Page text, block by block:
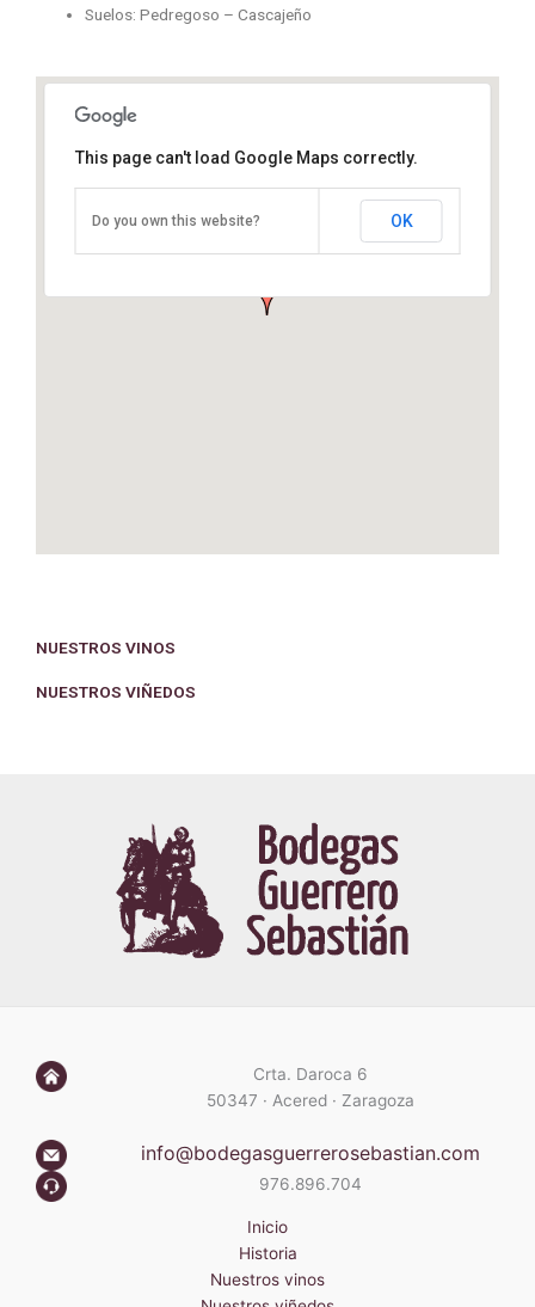
Suelos: Pedregoso – Cascajeño
This page can't load Google Maps correctly.
Do you own this website? OK
NUESTROS VINOS
NUESTROS VIÑEDOS
Crta. Daroca 6
50347 · Acered · Zaragoza
info@bodegasguerrerosebastian.com
976.896.704
Inicio
Historia
Nuestros vinos